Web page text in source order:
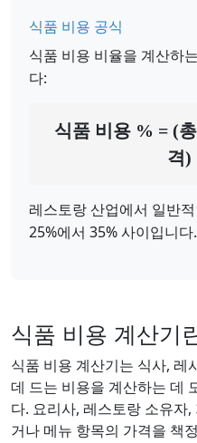
식품 비용 공식
식품 비용 비율을 계산하
다:
식품 비용 % = (
격)
레스토랑 산업에서 일반
25%에서 35% 사이입니다.
식품 비용 계산기
식품 비용 계산기는 식사, 레
데 드는 비용을 계산하는 데
다. 요리사, 레스토랑 소유자
거나 메뉴 항목의 가격을 책